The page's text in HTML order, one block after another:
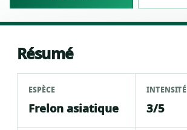
Résumé
ESPÈCE
Frelon asiatique
INTENSITÉ
3/5